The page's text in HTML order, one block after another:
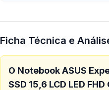
Ficha Técnica e
O Notebook ASUS
SSD 15,6 LCD LED